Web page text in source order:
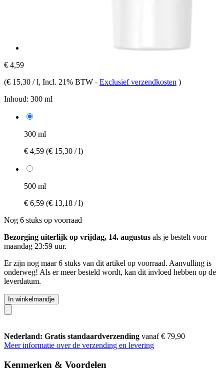
€ 4,59
(€ 15,30 / l, Incl. 21% BTW - Exclusief verzendkosten )
Inhoud: 300 ml
300 ml
€ 4,59 (€ 15,30 / l)
500 ml
€ 6,59 (€ 13,18 / l)
Nog 6 stuks op voorraad
Bezorging uiterlijk op vrijdag, 14. augustus als je bestelt voor
maandag 23:59 uur.
Er zijn nog maar 6 stuks van dit artikel op voorraad. Aanvulling is
onderweg! Als er meer besteld wordt, kan dit invloed hebben op de
leverdatum.
In winkelmandje
Nederland: Gratis standaardverzending vanaf € 79,90
Meer informatie over de verzending en levering
Kenmerken & Voordelen